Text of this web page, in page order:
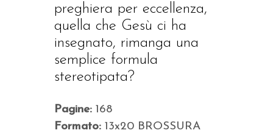
preghiera per eccellenza,
quella che Gesù ci ha
insegnato, rimanga una
semplice formula
stereotipata?
Pagine: 168
Formato: 13x20 BROSSURA